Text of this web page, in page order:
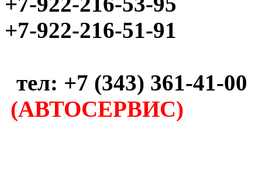
+7-922-216-51-91
тел: +7 (343) 361-41-00
(АВТОСЕРВИС)